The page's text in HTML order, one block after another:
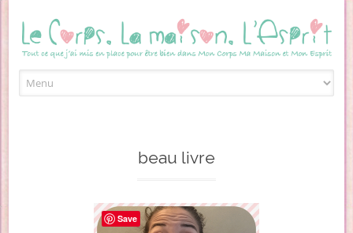
beau livre
Save